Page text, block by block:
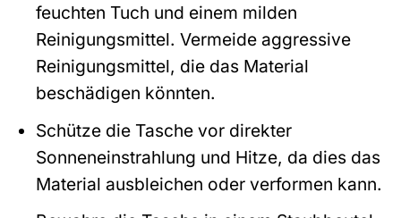
feuchten Tuch und einem milden
Reinigungsmittel. Vermeide aggressive
Reinigungsmittel, die das Material
beschädigen könnten.
Schütze die Tasche vor direkter
Sonneneinstrahlung und Hitze, da dies das
Material ausbleichen oder verformen kann.